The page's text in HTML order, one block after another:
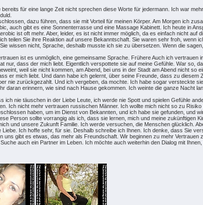
für eine lange Zeit nicht sprechen diese Worte für jedermann. Ich war
dazu führen, dass sie mit Vorteil für meinen Körper. Am Morgen ich
auch gibt es eine Sonnenterrasse und eine Massage Kabinett. Ich heute in
ist oft mehr. Aber, leider, es ist nicht immer möglich, da es einfach nicht auf
teilen Sie ihre Reaktion auf unsere Bekanntschaft. Sie waren sehr froh, wenn
wissen nicht, Sprache, deshalb musste ich sie zu übersetzen. Wenn die
ist es unmöglich, eine gemeinsame Sprache. Frühere Auch ich
nur, dass der mich liebt. Eigentlich verspottete sie auf meine Gefühle. War so,
weil sie nicht kommen, am Abend, bei uns in der Stadt am Abend nicht
er mich liebt. Und dann habe ich gelernt, über seine Freunde, dass zu
nie zurückgezahlt. Und ich vergeben, da mochte. Ich habe sogar versteckte
daran erinnern, wie sind nach Hause gekommen. Ich weinte die ganze Nacht
ich nie täuschen in der Liebe Leute, ich werde nie Spott und spielen Gefühle
Ich nicht mehr vertrauen russischen Männer. Ich wollte mich nicht so zu
haben, um im Dienst von Bekannten, und ich habe sie gefunden, und
Person sollte vorrangig als ich, dass sie lernen, mich und meine zukünftigen
und unsere Zukunft Familie. Ich werde versuchen, die Menschen glücklich.
Ich hoffe sehr, für sie. Deshalb schreibe ich Ihnen. Ich denke, dass Sie
uns gibt es etwas, das mehr als Freundschaft. Wir beginnen zu mehr
auch ein Partner im Leben. Ich möchte auch weiterhin den Dialog mit